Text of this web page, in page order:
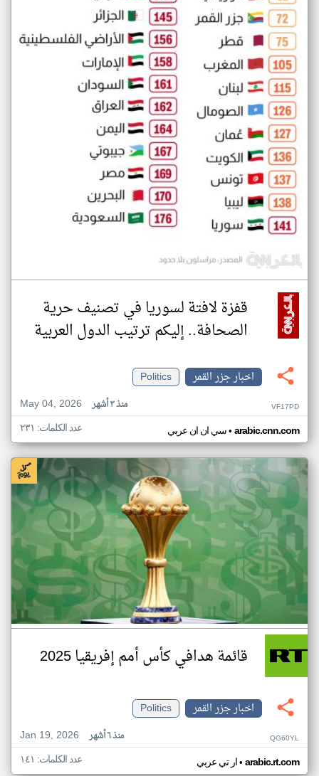
قفزة لافتة لسوريا في تصنيف حرية
الصحافة.. إليكم ترتيب الدول العربية
اخبار جزر القمر
Politics
May 04, 2026
منذ ٣ أشهر VF17PD
سي ان ان عربي• arabic.cnn.com عدد الكلمات: ٢٣١
قائمة هدافي كأس أمم إفريقيا 2025
اخبار جزر القمر
Politics
Jan 19, 2026
منذ ٦ أشهر QG60YL
ار تي عربي• arabic.rt.com عدد الكلمات: ١٤١